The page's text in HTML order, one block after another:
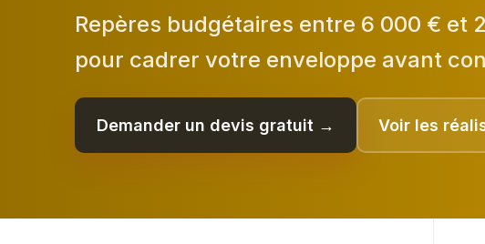
Repères budgétaires entre 6 000 € et
pour cadrer votre enveloppe avant
Demander un devis gratuit → Voir les